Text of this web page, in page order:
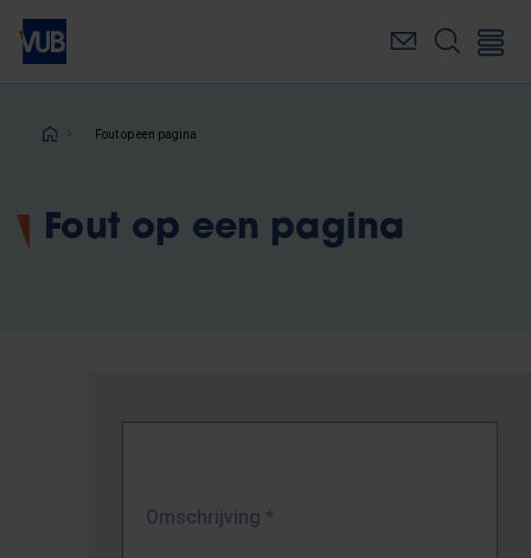
Overslaan
naar
inhoudKruimelpad
Fout op een pagina
Fout op een pagina
Omschrijving *